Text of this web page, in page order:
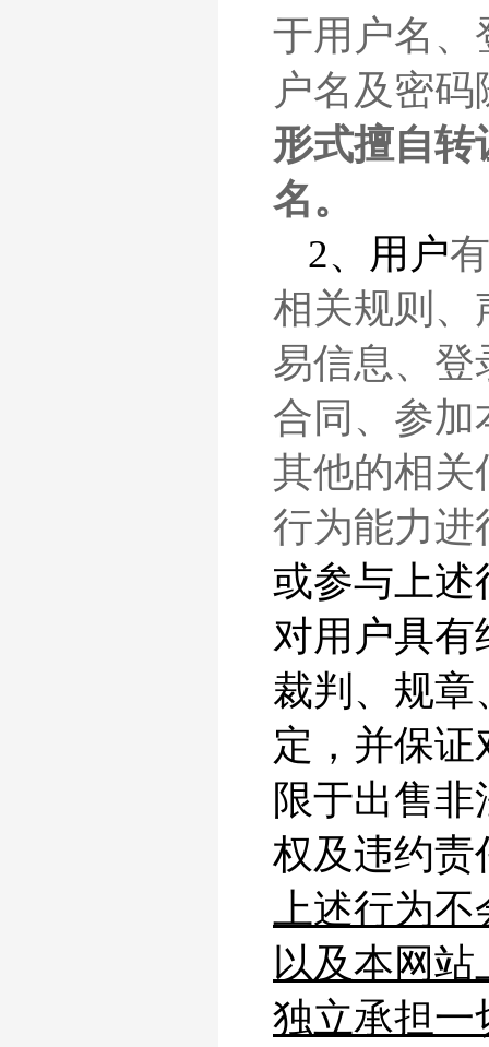
于用户名、
户名及密
形式擅自
名。
2、用户
相关规则、
易信息、登
合同、参加
其他的相关
行为能力进
或参与上述
对用户具
裁判、规章
定，并保
限于出售
权及违约责
上述行为
以及本网
独立承担一